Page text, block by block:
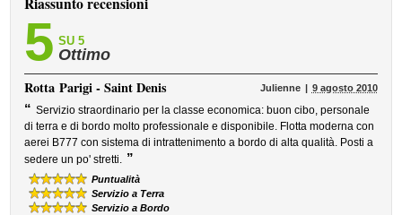
5 SU 5
Ottimo
RottaParigi - Saint Denis Julienne 9 agosto 2010
“ Servizio straordinario per la classe economica: buon cibo, personale
di terra e di bordo molto professionale e disponibile. Flotta moderna con
aerei B777 con sistema di intrattenimento a bordo di alta qualità. Posti a
sedere un po' stretti. ”
Puntualità
Servizio a Terra
Servizio a Bordo